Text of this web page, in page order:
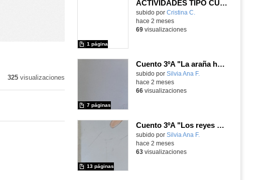
325visualizaciones
ACTIVIDADES TIPO CUENTO GRISELA
subido por Cristina C.
1 página
hace 2 meses
69visualizaciones
Cuento 3ºA "La araña hambrienta"
Contenido educativo.
subido por Silvia Ana F.
7 páginas
hace 2 meses
66visualizaciones
Cuento 3ºA "Los reyes elementales"
Contenido educativo.
subido por Silvia Ana F.
13 páginas
hace 2 meses
63visualizaciones